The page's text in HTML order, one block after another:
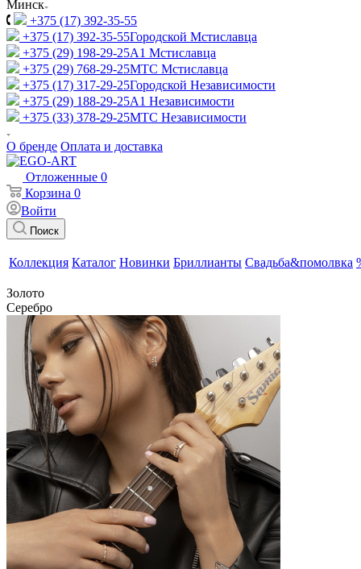
Минск
+375 (17) 392-35-55
+375 (17) 392-35-55Городской Мстиславца
+375 (29) 198-29-25A1 Мстиславца
+375 (29) 768-29-25МТС Мстиславца
+375 (17) 317-29-25Городской Независимости
+375 (29) 188-29-25A1 Независимости
+375 (33) 378-29-25МТС Независимости
О бренде Оплата и доставка
Отложенные 0
Корзина 0
Войти
Поиск
Коллекция Каталог Новинки Бриллианты Свадьба&помолвка
Золото
Серебро